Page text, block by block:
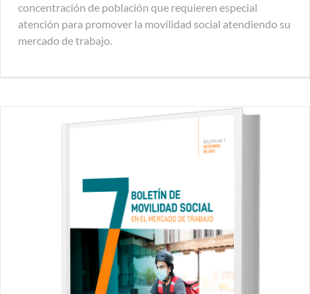
concentración de población que requieren especial
atención para promover la movilidad social atendiendo su
mercado de trabajo.